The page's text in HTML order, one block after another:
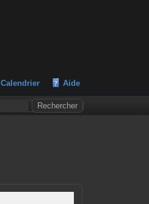
Calendrier Aide